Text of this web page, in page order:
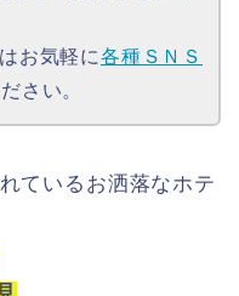
お気軽に各種ＳＮＳ
さい。
ているお洒落なホテ